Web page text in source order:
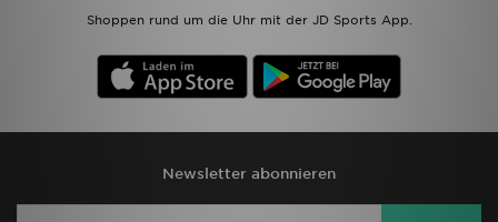
Shoppen rund um die Uhr mit der JD Sports App.
Newsletter abonnieren